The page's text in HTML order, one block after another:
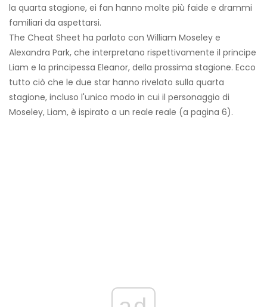
la quarta stagione, ei fan hanno molte più faide e drammi
familiari da aspettarsi.
The Cheat Sheet ha parlato con William Moseley e
Alexandra Park, che interpretano rispettivamente il principe
Liam e la principessa Eleanor, della prossima stagione. Ecco
tutto ciò che le due star hanno rivelato sulla quarta
stagione, incluso l'unico modo in cui il personaggio di
Moseley, Liam, è ispirato a un reale reale (a pagina 6).